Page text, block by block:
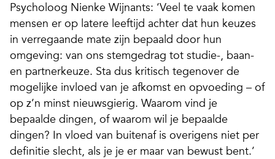
Psycholoog Nienke Wijnants: ‘Veel te vaak komen
mensen er op latere leeftijd achter dat hun keuzes
in verregaande mate zijn bepaald door hun
omgeving: van ons stemgedrag tot studie-, baan-
en partnerkeuze. Sta dus kritisch tegenover de
mogelijke invloed van je afkomst en opvoeding – of
op z’n minst nieuwsgierig. Waarom vind je
bepaalde dingen, of waarom wil je bepaalde
dingen? In vloed van buitenaf is overigens niet per
definitie slecht, als je je er maar van bewust bent.’